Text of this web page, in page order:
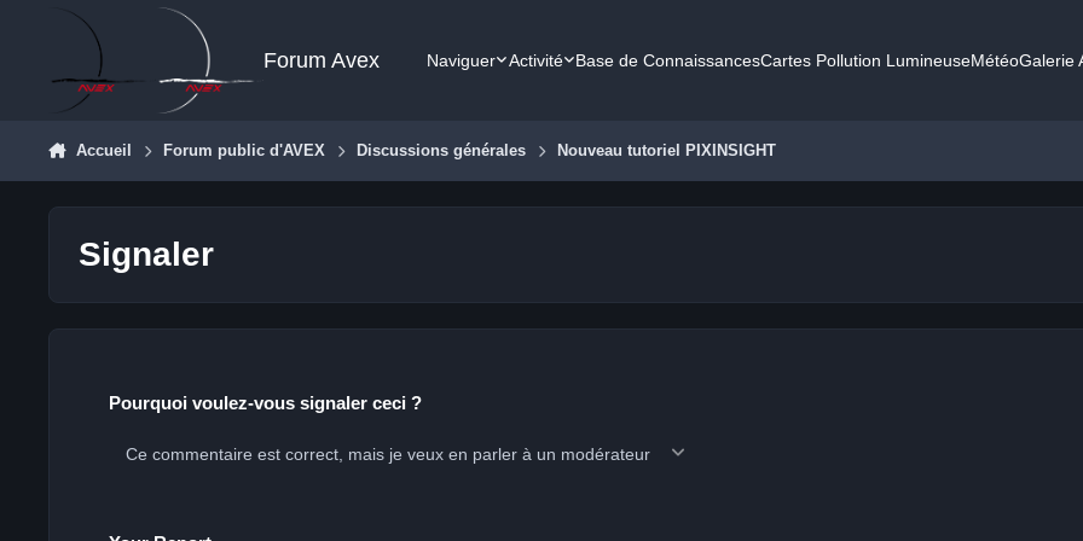
Aller au contenu
Forum Avex Naviguer Activité Base de ConnaissancesCartes Pollution LumineuseMétéoGalerie
Accueil Forum public d'AVEX Discussions générales Nouveau tutoriel PIXINSIGHT
Signaler
Pourquoi voulez-vous signaler ceci ?